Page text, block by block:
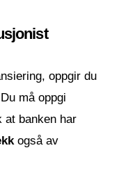
oppgir du
må oppgi
at banken har
også av